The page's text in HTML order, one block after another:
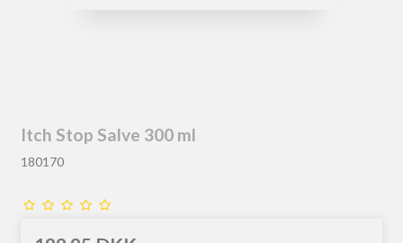
Itch Stop Salve 300 ml
180170